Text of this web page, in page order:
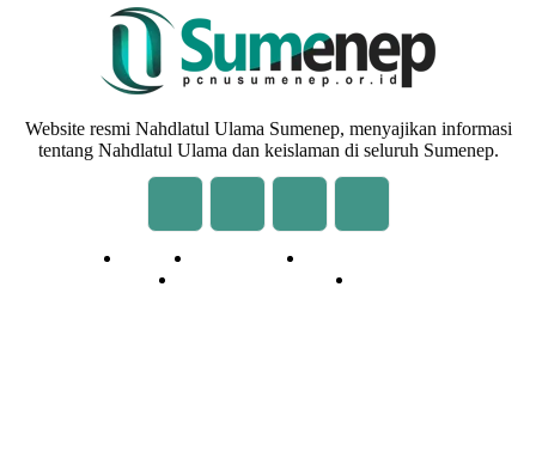
Website resmi Nahdlatul Ulama Sumenep, menyajikan informasi
tentang Nahdlatul Ulama dan keislaman di seluruh Sumenep.
Redaksi Kontak Kami
Pedoman Media Siber